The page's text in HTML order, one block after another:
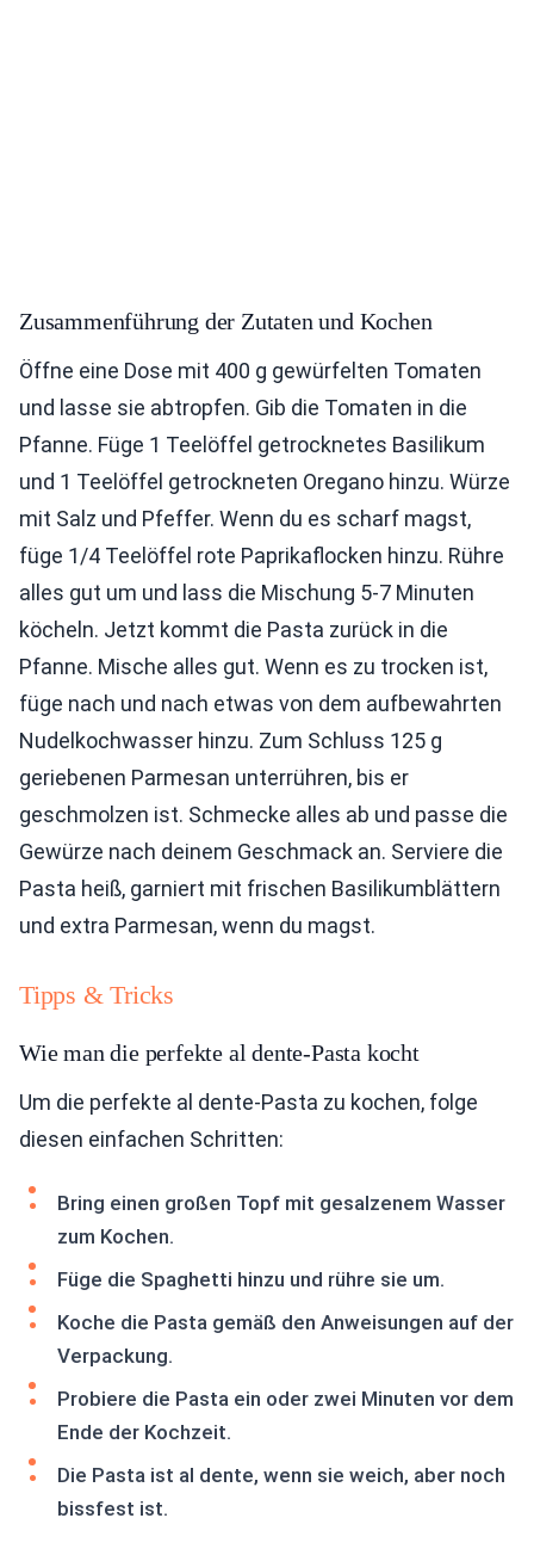
Zusammenführung der Zutaten und Kochen
Öffne eine Dose mit 400 g gewürfelten Tomaten
und lasse sie abtropfen. Gib die Tomaten in die
Pfanne. Füge 1 Teelöffel getrocknetes Basilikum
und 1 Teelöffel getrockneten Oregano hinzu. Würze
mit Salz und Pfeffer. Wenn du es scharf magst,
füge 1/4 Teelöffel rote Paprikaflocken hinzu. Rühre
alles gut um und lass die Mischung 5-7 Minuten
köcheln. Jetzt kommt die Pasta zurück in die
Pfanne. Mische alles gut. Wenn es zu trocken ist,
füge nach und nach etwas von dem aufbewahrten
Nudelkochwasser hinzu. Zum Schluss 125 g
geriebenen Parmesan unterrühren, bis er
geschmolzen ist. Schmecke alles ab und passe die
Gewürze nach deinem Geschmack an. Serviere die
Pasta heiß, garniert mit frischen Basilikumblättern
und extra Parmesan, wenn du magst.
Tipps & Tricks
Wie man die perfekte al dente-Pasta kocht
Um die perfekte al dente-Pasta zu kochen, folge
diesen einfachen Schritten:
Bring einen großen Topf mit gesalzenem Wasser
zum Kochen.
Füge die Spaghetti hinzu und rühre sie um.
Koche die Pasta gemäß den Anweisungen auf der
Verpackung.
Probiere die Pasta ein oder zwei Minuten vor dem
Ende der Kochzeit.
Die Pasta ist al dente, wenn sie weich, aber noch
bissfest ist.